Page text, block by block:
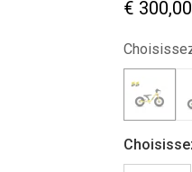
€ 300,00